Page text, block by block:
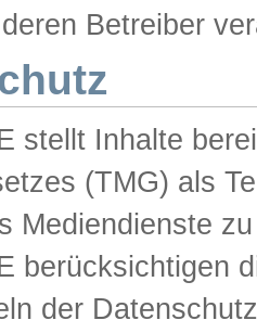
Betreiber
stellt Inhalte
(TMG) als
Mediendienste
berücksichtigen
der